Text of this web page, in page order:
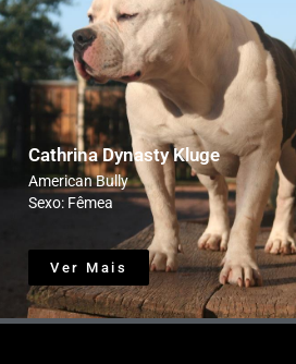
Cathrina Dynasty Kluge
American Bully
Sexo: Fêmea
Ver Mais